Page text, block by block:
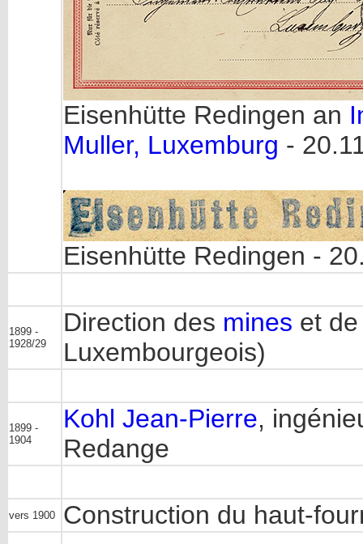
Eisenhütte Redingen an
Muller, Luxemburg -
Eisenhütte Redingen -
1899 -
1928/29
Direction des mines et
Luxembourgeois)
1899 -
1904
Kohl Jean-Pierre,
Redange
vers 1900 Construction du haut-